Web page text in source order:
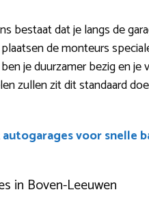
bestaat dat je langs de
de monteurs
je duurzamer bezig en
zullen zit dit standaard
autogarages voor snelle
in Boven-Leeuwen